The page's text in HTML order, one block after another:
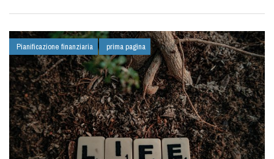
Pianificazione finanziaria prima pagina